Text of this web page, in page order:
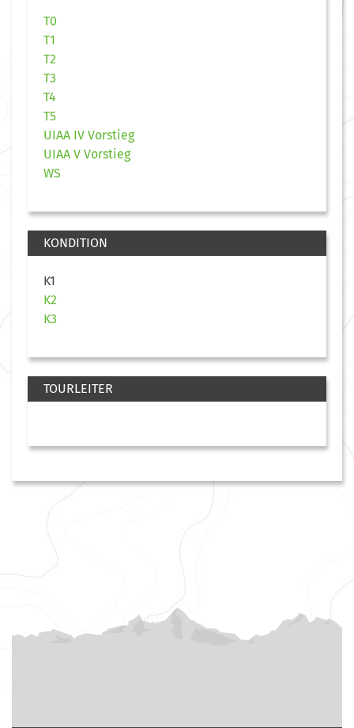
T0
T1
T2
T3
T4
T5
UIAA IV Vorstieg
UIAA V Vorstieg
WS
KONDITION
K1
K2
K3
TOURLEITER